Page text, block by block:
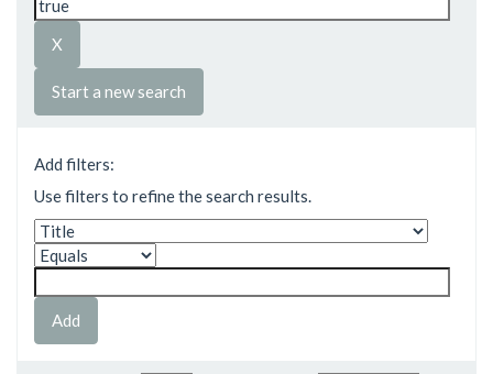
Start a new search
Add filters:
Use filters to refine the search results.